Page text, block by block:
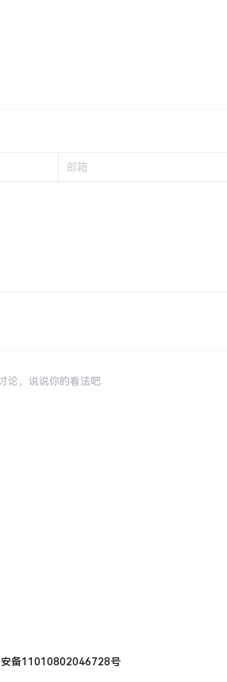
论，说说你的看法吧
安备11010802046728号